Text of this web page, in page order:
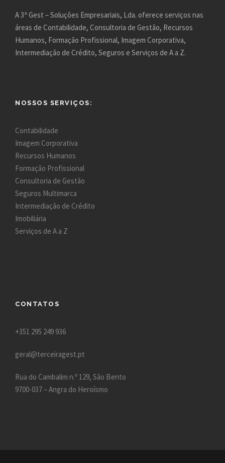
A 3ª Gest – Soluções Empresariais, Lda. oferece serviços nas
áreas de Contabilidade, Consultoria de Gestão, Recursos
Humanos, Formação Profissional, Imagem Corporativa,
Intermediação de Crédito, Seguros e Serviços de A a Z.
NOSSOS SERVIÇOS:
Contabilidade
Imagem Corporativa
Recursos Humanos
Formação Profissional
Consultoria de Gestão
Seguros Multimarca
Intermediação de Crédito
Imobiliária
Serviços de A a Z
CONTATOS
+351 295 249 936
geral@terceiragest.pt
Rua do Cambalim n.º 129, São Bento
9700-037 – Angra do Heroísmo